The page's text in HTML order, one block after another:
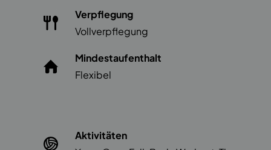
Verpflegung
Vollverpflegung
Mindestaufenthalt
Flexibel
Aktivitäten